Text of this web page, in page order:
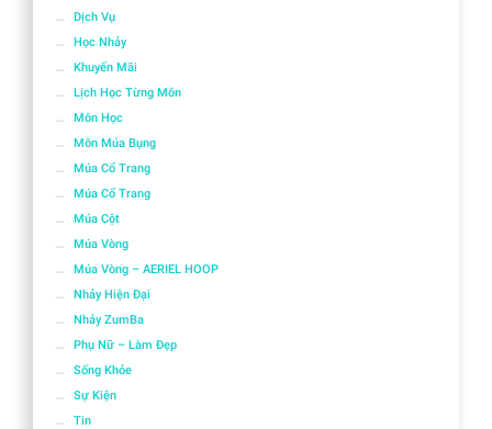
Dịch Vụ
Học Nhảy
Khuyến Mãi
Lịch Học Từng Môn
Môn Học
Môn Múa Bụng
Múa Cổ Trang
Múa Cổ Trang
Múa Cột
Múa Vòng
Múa Vòng – AERIEL HOOP
Nhảy Hiện Đại
Nhảy ZumBa
Phụ Nữ – Làm Đẹp
Sống Khỏe
Sự Kiện
Tin